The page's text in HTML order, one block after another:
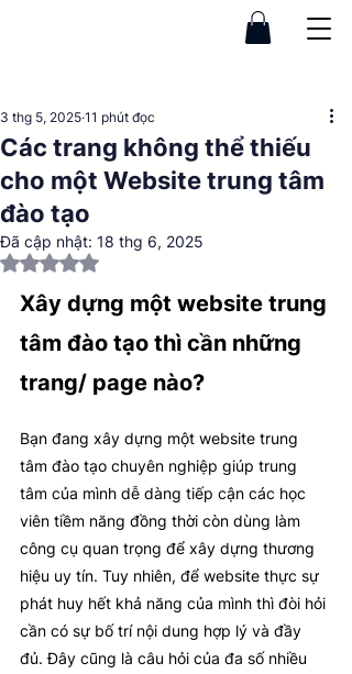
Các trang không thể thiếu
cho một Website trung tâm
đào tạo
3 thg 5, 2025 11 phút đọc
Đã cập nhật: 18 thg 6, 2025
Đã xếp hạng NaN/5 sao.
Xây dựng một website trung
tâm đào tạo thì cần những
trang/ page nào?
Bạn đang xây dựng một website trung
tâm đào tạo chuyên nghiệp giúp trung
tâm của mình dễ dàng tiếp cận các học
viên tiềm năng đồng thời còn dùng làm
công cụ quan trọng để xây dựng thương
hiệu uy tín. Tuy nhiên, để website thực sự
phát huy hết khả năng của mình thì đòi hỏi
cần có sự bố trí nội dung hợp lý và đầy
đủ. Đây cũng là câu hỏi của đa số nhiều